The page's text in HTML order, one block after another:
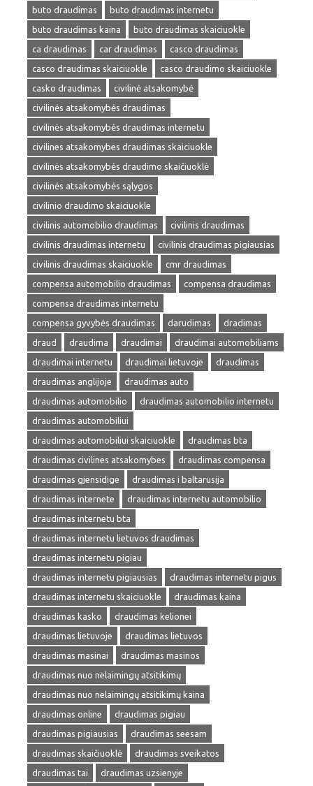
buto draudimas
buto draudimas internetu
buto draudimas kaina
buto draudimas skaiciuokle
ca draudimas
car draudimas
casco draudimas
casco draudimas skaiciuokle
casco draudimo skaiciuokle
casko draudimas
civilinė atsakomybė
civilinės atsakomybės draudimas
civilinės atsakomybės draudimas internetu
civilines atsakomybes draudimas skaiciuokle
civilinės atsakomybės draudimo skaičiuoklė
civilinės atsakomybės sąlygos
civilinio draudimo skaiciuokle
civilinis automobilio draudimas
civilinis draudimas
civilinis draudimas internetu
civilinis draudimas pigiausias
civilinis draudimas skaiciuokle
cmr draudimas
compensa automobilio draudimas
compensa draudimas
compensa draudimas internetu
compensa gyvybės draudimas
darudimas
dradimas
draud
draudima draudimai
draudimai automobiliams
draudimai internetu
draudimai lietuvoje
draudimas
draudimas anglijoje
draudimas auto
draudimas automobilio
draudimas automobilio internetu
draudimas automobiliui
draudimas automobiliui skaiciuokle
draudimas bta
draudimas civilines atsakomybes
draudimas compensa
draudimas gjensidige
draudimas i baltarusija
draudimas internete
draudimas internetu automobilio
draudimas internetu bta
draudimas internetu lietuvos draudimas
draudimas internetu pigiau
draudimas internetu pigiausias
draudimas internetu pigus
draudimas internetu skaiciuokle
draudimas kaina
draudimas kasko
draudimas kelionei
draudimas lietuvoje
draudimas lietuvos
draudimas masinai
draudimas masinos
draudimas nuo nelaimingų atsitikimų
draudimas nuo nelaimingų atsitikimų kaina
draudimas online
draudimas pigiau
draudimas pigiausias
draudimas seesam
draudimas skaičiuoklė
draudimas sveikatos
draudimas tai
draudimas uzsienyje